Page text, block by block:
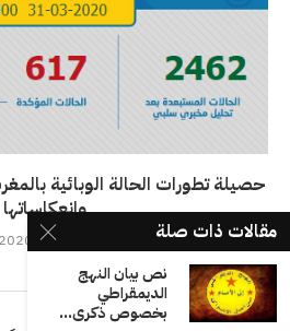
وانعكاساتها
مقالات ذات صلة
نص بيان النهج
الديمقراطي
بخصوص ذكرى...